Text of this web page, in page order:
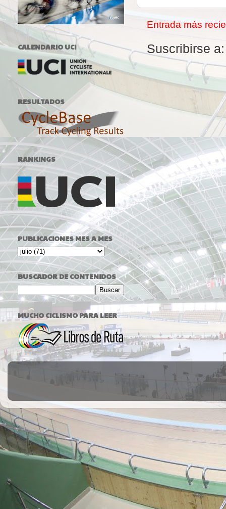
Entrada más
Suscribirse
CALENDARIO UCI
RESULTADOS
RANKINGS
PUBLICACIONES MES A MES
BUSCADOR DE CONTENIDOS
MUCHO CICLISMO PARA LEER